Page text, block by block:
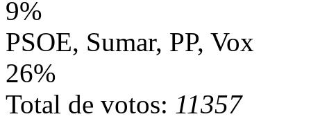
9%
PSOE, Sumar, PP, Vox
26%
Total de votos: 11357